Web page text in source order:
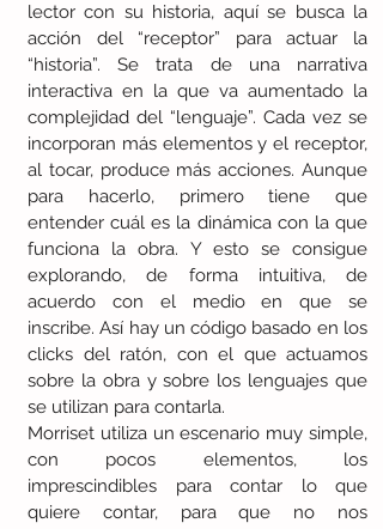
lector con su historia, aquí se busca la
acción del “receptor” para actuar la
“historia”. Se trata de una narrativa
interactiva en la que va aumentado la
complejidad del “lenguaje”. Cada vez se
incorporan más elementos y el receptor,
al tocar, produce más acciones. Aunque
para hacerlo, primero tiene que
entender cuál es la dinámica con la que
funciona la obra. Y esto se consigue
explorando, de forma intuitiva, de
acuerdo con el medio en que se
inscribe. Así hay un código basado en los
clicks del ratón, con el que actuamos
sobre la obra y sobre los lenguajes que
se utilizan para contarla.
Morriset utiliza un escenario muy simple,
con pocos elementos, los
imprescindibles para contar lo que
quiere contar, para que no nos